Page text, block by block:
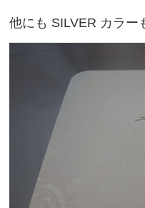
他にも SILVER カラー